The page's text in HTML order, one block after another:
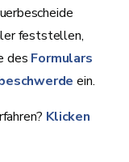
feststellen,
des Formulars
ein.
Klicken